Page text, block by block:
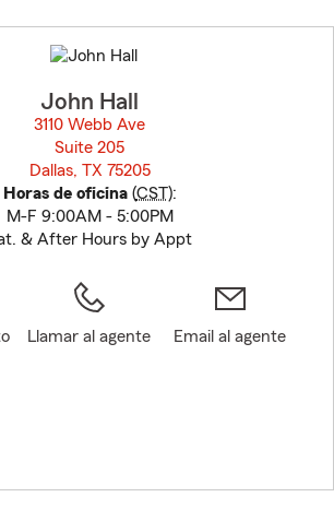
to
before
John Hall
3110 Webb Ave
Suite 205
Dallas, TX 75205
Horas de oficina(CST):
M-F 9:00AM - 5:00PM
& After Hours by Appt
Llamar al agente Email al agente